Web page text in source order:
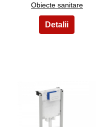
Obiecte sanitare